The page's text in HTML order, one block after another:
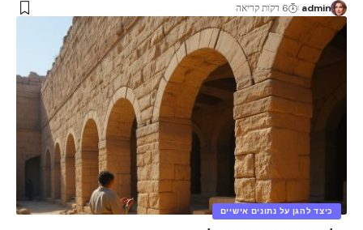
admin 6 דקות קריאה
כיצד להגן על נתונים אישיים